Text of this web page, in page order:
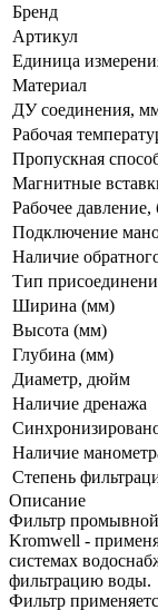
Бренд
Артикул
Единица
Материал
ДУ соединения,
Рабочая
Пропускная
Магнитные
Рабочее давление,
Подключение
Наличие
Тип
Ширина (мм)
Высота (мм)
Глубина (мм)
Диаметр, дюйм
Наличие дренажа
Наличие
Степень
Описание
Фильтр
Kromwell -
системах
фильтрацию воды.
Фильтр